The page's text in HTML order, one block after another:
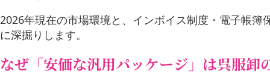
2026年現在の市場環境と、インボイス制度・電子帳
に深掘りします。
なぜ「安価な汎用パッケージ」は呉服卸